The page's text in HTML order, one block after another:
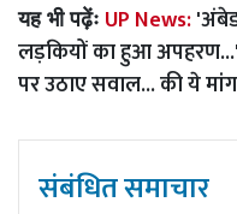
यह भी पढ़ेंः UP News:
लड़कियों का हुआ
पर उठाए सवाल... की ये मांग
संबंधित समाचार